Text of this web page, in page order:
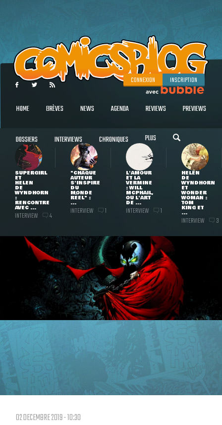
CONNEXION INSCRIPTION
HOME BRÈVES NEWS AGENDA REVIEWS PREVIEWS
DOSSIERS INTERVIEWS CHRONIQUES PLUS
SUPERGIRL
ET
HELEN
DE
WYNDHORN
:
RENCONTRE
AVEC ...
INTERVIEW 4
"CHAQUE
AUTEUR
S'INSPIRE
DU
MONDE
RÉEL" :
...
INTERVIEW 1
L'AMOUR
ET LA
VERMINE
: WILL
MCPHAIL,
OU L'ART
DE ...
INTERVIEW 1
HELEN
DE
WYNDHORN
ET
WONDER
WOMAN :
TOM
KING ET
...
INTERVIEW 3
02 DECEMBRE 2019 - 10:30